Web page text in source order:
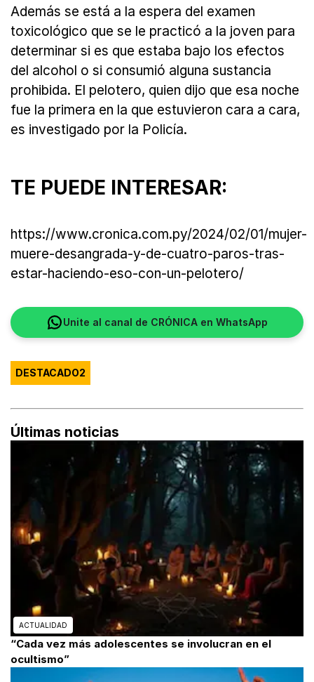
Además se está a la espera del examen
toxicológico que se le practicó a la joven para
determinar si es que estaba bajo los efectos
del alcohol o si consumió alguna sustancia
prohibida. El pelotero, quien dijo que esa noche
fue la primera en la que estuvieron cara a cara,
es investigado por la Policía.
TE PUEDE INTERESAR:
https://www.cronica.com.py/2024/02/01/mujer-
muere-desangrada-y-de-cuatro-paros-tras-
estar-haciendo-eso-con-un-pelotero/
Unite al canal de CRÓNICA en WhatsApp
DESTACADO2
Últimas noticias
ACTUALIDAD
“Cada vez más adolescentes se involucran en el
ocultismo”